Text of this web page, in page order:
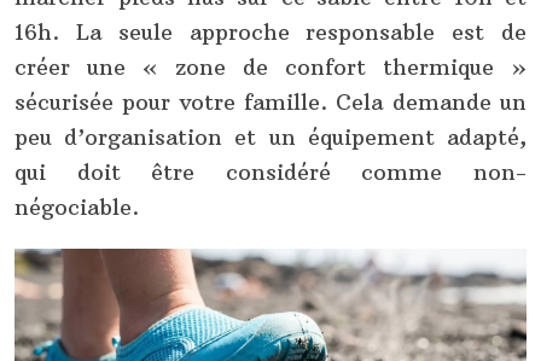
16h. La seule approche responsable est de
créer une « zone de confort thermique »
sécurisée pour votre famille. Cela demande un
peu d’organisation et un équipement adapté,
qui doit être considéré comme non-
négociable.